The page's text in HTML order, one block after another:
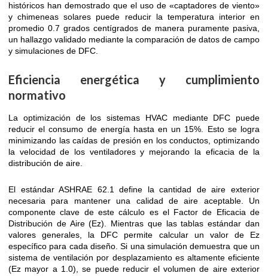
históricos han demostrado que el uso de «captadores de viento»
y chimeneas solares puede reducir la temperatura interior en
promedio 0.7 grados centígrados de manera puramente pasiva,
un hallazgo validado mediante la comparación de datos de campo
y simulaciones de DFC.
Eficiencia energética y cumplimiento
normativo
La optimización de los sistemas HVAC mediante DFC puede
reducir el consumo de energía hasta en un 15%. Esto se logra
minimizando las caídas de presión en los conductos, optimizando
la velocidad de los ventiladores y mejorando la eficacia de la
distribución de aire.
El estándar ASHRAE 62.1 define la cantidad de aire exterior
necesaria para mantener una calidad de aire aceptable. Un
componente clave de este cálculo es el Factor de Eficacia de
Distribución de Aire (Ez). Mientras que las tablas estándar dan
valores generales, la DFC permite calcular un valor de Ez
específico para cada diseño. Si una simulación demuestra que un
sistema de ventilación por desplazamiento es altamente eficiente
(Ez mayor a 1.0), se puede reducir el volumen de aire exterior